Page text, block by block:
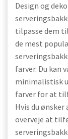
Design og
tilpasse dem
de mest
farver. Du kan
minimalistisk
farver for at
Hvis du
overveje at